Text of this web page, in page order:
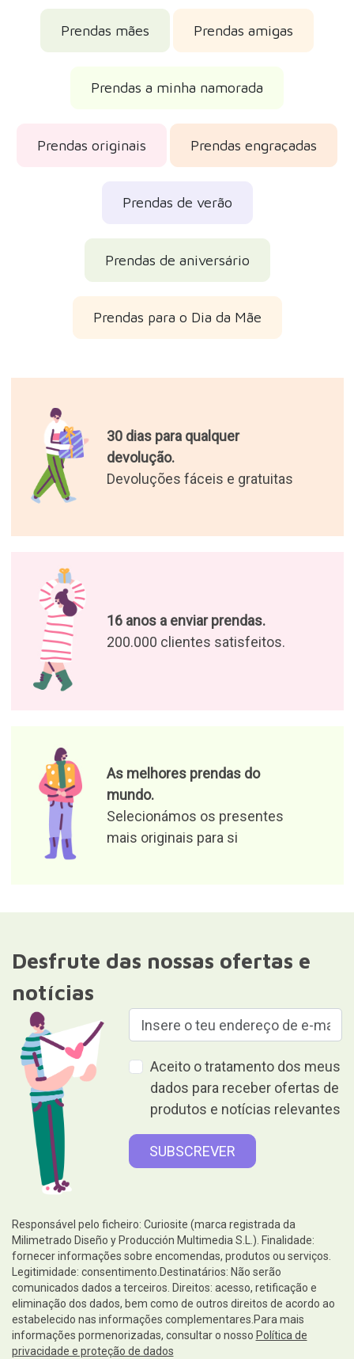
Prendas mães Prendas amigas
Prendas a minha namorada
Prendas originais Prendas engraçadas
Prendas de verão
Prendas de aniversário
Prendas para o Dia da Mãe
30 dias para qualquer
devolução.
Devoluções fáceis e gratuitas
16 anos a enviar prendas.
200.000 clientes satisfeitos.
As melhores prendas do
mundo.
Selecionámos os presentes
mais originais para si
Desfrute das nossas ofertas e
notícias
Aceito o tratamento dos meus
dados para receber ofertas de
produtos e notícias relevantes
Responsável pelo ficheiro: Curiosite (marca registrada da
Milimetrado Diseño y Producción Multimedia S.L.). Finalidade:
fornecer informações sobre encomendas, produtos ou serviços.
Legitimidade: consentimento.Destinatários: Não serão
comunicados dados a terceiros. Direitos: acesso, retificação e
eliminação dos dados, bem como de outros direitos de acordo ao
estabelecido nas informações complementares.Para mais
informações pormenorizadas, consultar o nosso Política de
privacidade e proteção de dados